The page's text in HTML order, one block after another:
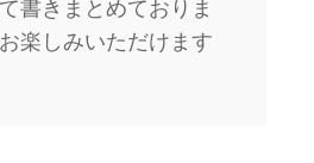
書きまとめておりま
楽しみいただけます